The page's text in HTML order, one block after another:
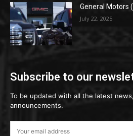
General Motors
July 22, 2025
Subscribe to our
To be updated with all the latest
announcements.